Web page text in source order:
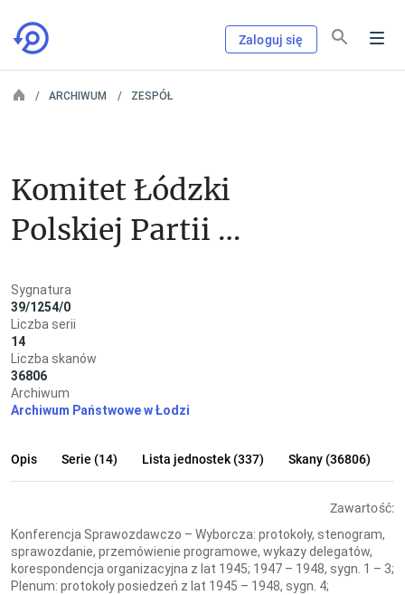
Zaloguj się
ARCHIWUM ZESPÓŁ
Komitet Łódzki
Polskiej Partii
Sygnatura
39/1254/0
Liczba serii
14
Liczba skanów
36806
Archiwum
Archiwum Państwowe w Łodzi
Opis Serie (14) Lista jednostek (337) Skany (36806)
Zawartość:
Konferencja Sprawozdawczo – Wyborcza: protokoły, stenogram,
sprawozdanie, przemówienie programowe, wykazy delegatów,
korespondencja organizacyjna z lat 1945; 1947 – 1948, sygn. 1 – 3;
Plenum: protokoły posiedzeń z lat 1945 – 1948, sygn. 4;